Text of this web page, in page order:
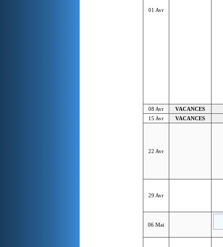
01 Avr
08 Avr
VACANCES
15 Avr
VACANCES
22 Avr
29 Avr
06 Mai